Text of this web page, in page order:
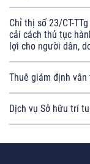
Chỉ thị số 23/CT-
cải cách thủ tục
lợi cho người dân,
Thuê giám định
Dịch vụ Sở hữu trí